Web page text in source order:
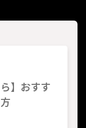
】おすす